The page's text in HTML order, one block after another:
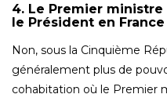
4. Le Premier
le Président en France
Non, sous la Cinquième
généralement plus de
cohabitation où le Premier